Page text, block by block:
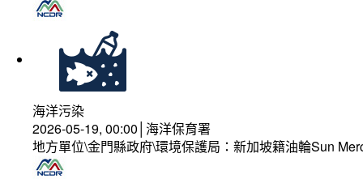
海洋污染
2026-05-19, 00:00│海洋保育署
地方單位\金門縣政府\環境保護局：新加坡籍油輪Sun